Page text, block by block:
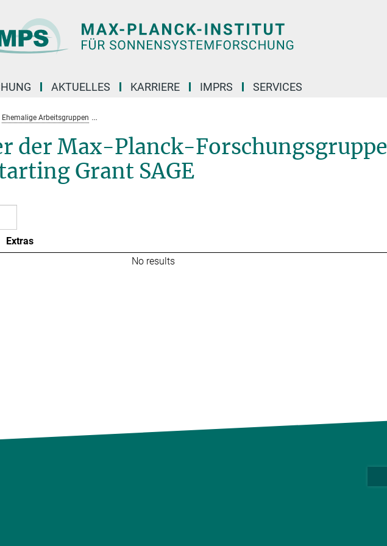
AKTUELLES KARRIERE IMPRS SERVICES
Ehemalige Arbeitsgruppen
der Max-Planck-Forschungsgruppe
Grant SAGE
Extras
No results